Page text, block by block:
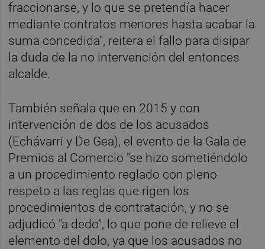
fraccionarse, y lo que se pretendía hacer
mediante contratos menores hasta acabar la
suma concedida", reitera el fallo para disipar
la duda de la no intervención del entonces
alcalde.
También señala que en 2015 y con
intervención de dos de los acusados
(Echávarri y De Gea), el evento de la Gala de
Premios al Comercio "se hizo sometiéndolo
a un procedimiento reglado con pleno
respeto a las reglas que rigen los
procedimientos de contratación, y no se
adjudicó "a dedo", lo que pone de relieve el
elemento del dolo, ya que los acusados no